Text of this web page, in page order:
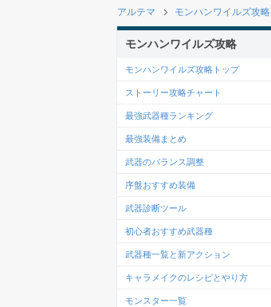
アルテマ モンハンワイルズ攻略
モンハンワイルズ攻略
モンハンワイルズ攻略トップ
ストーリー攻略チャート
最強武器種ランキング
最強装備まとめ
武器のバランス調整
序盤おすすめ装備
武器診断ツール
初心者おすすめ武器種
武器種一覧と新アクション
キャラメイクのレシピとやり方
モンスター一覧